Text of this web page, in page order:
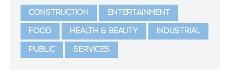
CONSTRUCTION
ENTERTAINMENT
FOOD
HEALTH & BEAUTY
INDUSTRIAL
PUBLIC
SERVICES